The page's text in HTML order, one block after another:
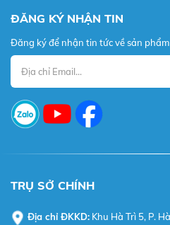
ĐĂNG KÝ NHẬN TIN
Đăng ký để nhận tin tức về sản
TRỤ SỞ CHÍNH
Địa chỉ ĐKKD: Khu Hà Trì 5, P.